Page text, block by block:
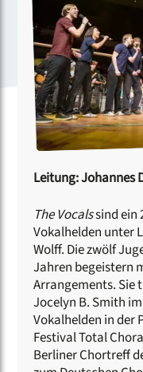
Leitung: Johannes
The Vocalssind ein
Vokalhelden unter
Wolff. Die zwölf
Jahren begeistern
Arrangements.
Jocelyn B. Smith
Vokalhelden in der
Festival Total
Berliner Chortreff